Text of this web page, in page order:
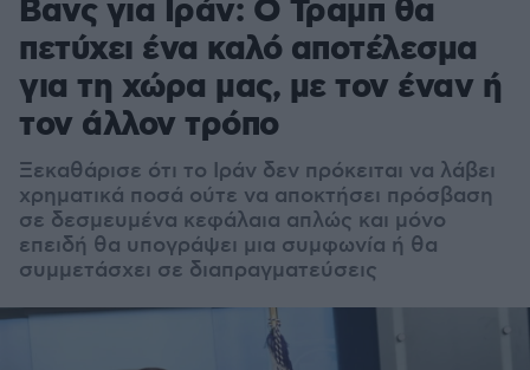
Βανς για Ιράν: Ο Τραμπ θα
πετύχει ένα καλό αποτέλεσμα
για τη χώρα μας, με τον έναν ή
τον άλλον τρόπο
Ξεκαθάρισε ότι το Ιράν δεν πρόκειται να λάβει
χρηματικά ποσά ούτε να αποκτήσει πρόσβαση
σε δεσμευμένα κεφάλαια απλώς και μόνο
επειδή θα υπογράψει μια συμφωνία ή θα
συμμετάσχει σε διαπραγματεύσεις